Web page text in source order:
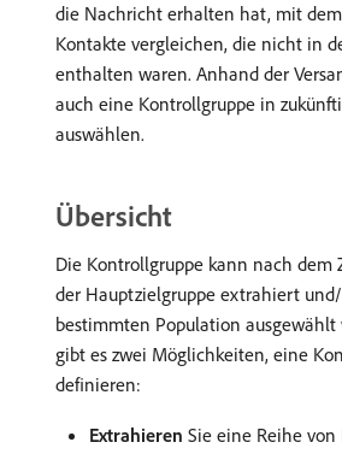
die Nachricht erhalten hat, mit
Kontakte vergleichen, die nicht in
enthalten waren. Anhand der
auch eine Kontrollgruppe in
auswählen.
Übersicht
Die Kontrollgruppe kann nach dem
der Hauptzielgruppe extrahiert
bestimmten Population ausgewählt
gibt es zwei Möglichkeiten, eine
definieren:
Extrahieren Sie eine Reihe